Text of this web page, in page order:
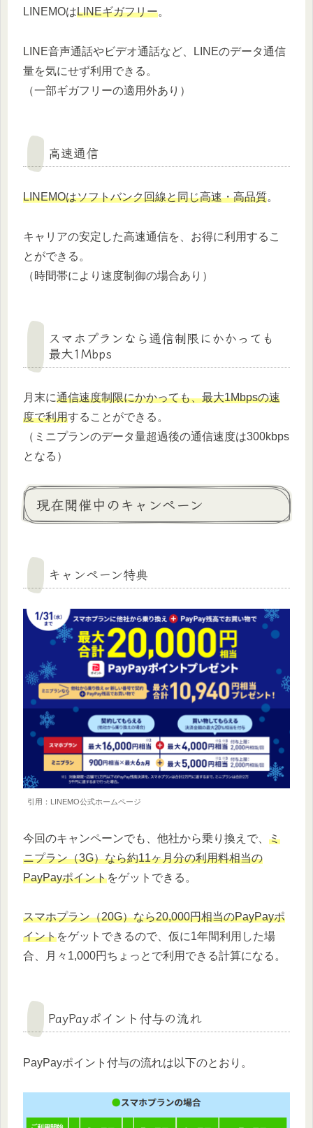
LINEMOはLINEギガフリー。
LINE音声通話やビデオ通話など、LINEのデータ通信
量を気にせず利用できる。
（一部ギガフリーの適用外あり）
高速通信
LINEMOはソフトバンク回線と同じ高速・高品質。
キャリアの安定した高速通信を、お得に利用するこ
とができる。
（時間帯により速度制御の場合あり）
スマホプランなら通信制限にかかっても
最大1Mbps
月末に通信速度制限にかかっても、最大1Mbpsの速
度で利用することができる。
（ミニプランのデータ量超過後の通信速度は300kbps
となる）
現在開催中のキャンペーン
キャンペーン特典
引用：LINEMO公式ホームページ
今回のキャンペーンでも、他社から乗り換えで、 ミ
ニプラン（3G）なら約11ヶ月分の利用料相当の
PayPayポイントをゲットできる。
スマホプラン（20G）なら20,000円相当のPayPayポ
イントをゲットできるので、仮に1年間利用した場
合、月々1,000円ちょっとで利用できる計算になる。
PayPayポイント付与の流れ
PayPayポイント付与の流れは以下のとおり。